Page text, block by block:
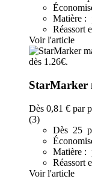
Matière :
Réassort
Voir l'article
StarMarker
Dès 0,81 € par
(3)
Dès 25
Matière :
Réassort
Voir l'article